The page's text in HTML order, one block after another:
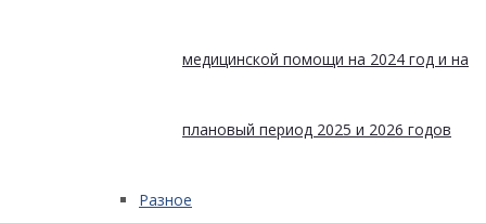
медицинской помощи на 2024 год и на
плановый период 2025 и 2026 годов
Разное